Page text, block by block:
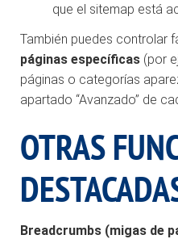
que el sitemap está
También puedes controlar
páginas específicas (por
páginas o categorías
apartado “Avanzado” de
OTRAS
Breadcrumbs (migas de